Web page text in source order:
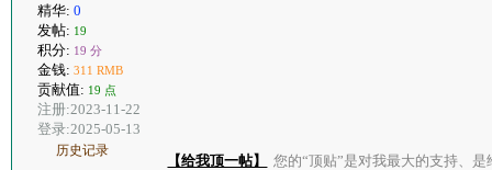
精华: 0
发帖: 19
积分: 19 分
金钱: 311 RMB
贡献值: 19 点
注册:2023-11-22
登录:2025-05-13
历史记录
【给我顶一帖】 您的“顶贴”是对我最大的支持、